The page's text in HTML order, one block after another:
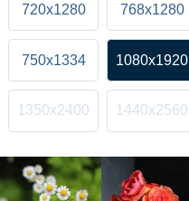
720x1280 768x1280
750x1334 1080x1920
1350x2400 1440x2560